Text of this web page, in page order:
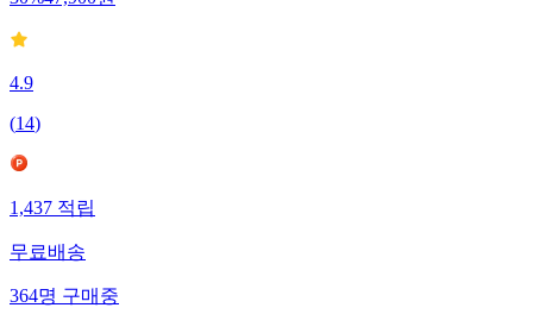
4.9
(14)
1,437적립
무료배송
364명구매중